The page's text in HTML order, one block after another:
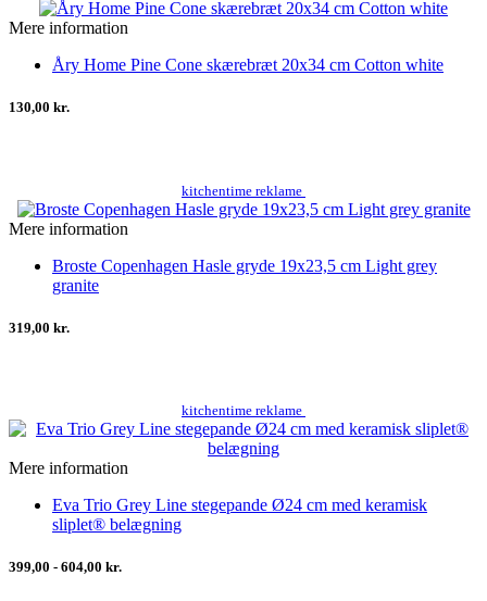
Mere information
Åry Home Pine Cone skærebræt 20x34 cm Cotton white
130,00 kr.
kitchentime reklame
Mere information
Broste Copenhagen Hasle gryde 19x23,5 cm Light grey
granite
319,00 kr.
kitchentime reklame
Mere information
Eva Trio Grey Line stegepande Ø24 cm med keramisk
sliplet® belægning
399,00 - 604,00 kr.